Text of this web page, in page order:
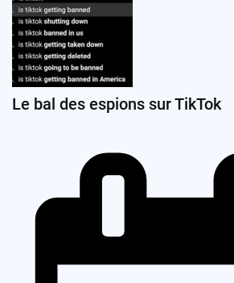
Le bal des espions sur TikTok